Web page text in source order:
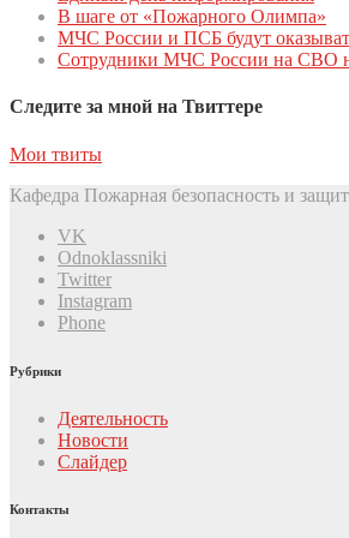
В шаге от «Пожарного Олимпа»
МЧС России и ПСБ будут
Сотрудники МЧС России на СВО
Следите за мной на Твиттере
Мои твиты
Кафедра Пожарная безопасность и
VK
Odnoklassniki
Twitter
Instagram
Phone
Рубрики
Деятельность
Новости
Слайдер
Контакты